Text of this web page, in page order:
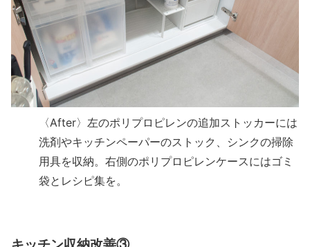
〈After〉左のポリプロピレンの追加ストッカーには
洗剤やキッチンペーパーのストック、シンクの掃除
用具を収納。右側のポリプロピレンケースにはゴミ
袋とレシピ集を。